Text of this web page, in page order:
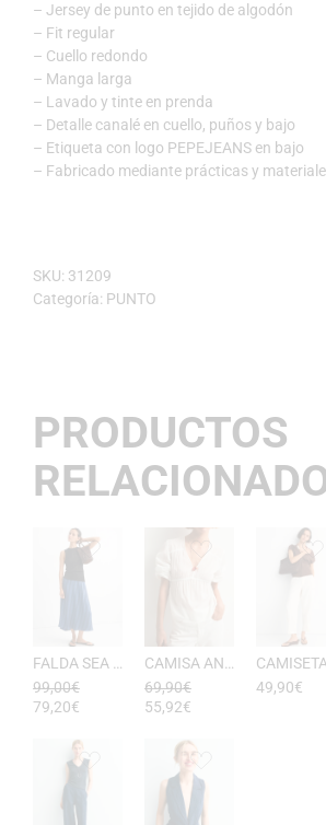
– Jersey de punto en tejido de algodón
– Fit regular
– Cuello redondo
– Manga larga
– Lavado y tinte en prenda
– Detalle canalé en cuello, puños y bajo
– Etiqueta con logo PEPEJEANS en bajo
– Fabricado mediante prácticas y
SKU: 31209
Categoría: PUNTO
PRODUCTOS
99,00€
79,20€
69,90€
55,92€
49,90€